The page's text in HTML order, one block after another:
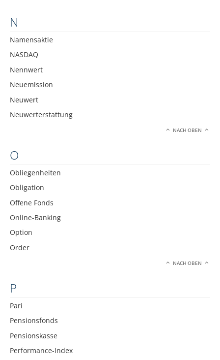
N
Namensaktie
NASDAQ
Nennwert
Neuemission
Neuwert
Neuwerterstattung
NACH OBEN
O
Obliegenheiten
Obligation
Offene Fonds
Online-Banking
Option
Order
NACH OBEN
P
Pari
Pensionsfonds
Pensionskasse
Performance-Index